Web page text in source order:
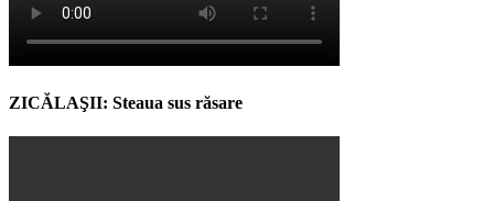
ZICĂLAŞII: Steaua sus răsare